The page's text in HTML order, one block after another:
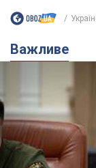
Важливе